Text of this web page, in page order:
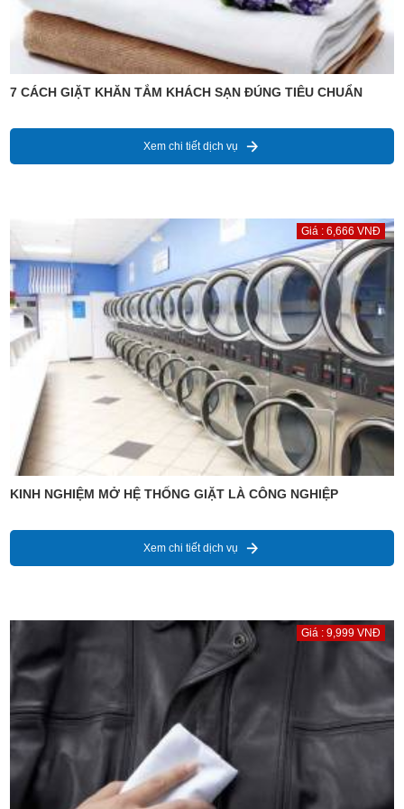
7 CÁCH GIẶT KHĂN TẮM KHÁCH SẠN ĐÚNG TIÊU CHUẨN
Xem chi tiết dịch vụ
Giá : 6,666 VNĐ
KINH NGHIỆM MỞ HỆ THỐNG GIẶT LÀ CÔNG NGHIỆP
Xem chi tiết dịch vụ
Giá : 9,999 VNĐ